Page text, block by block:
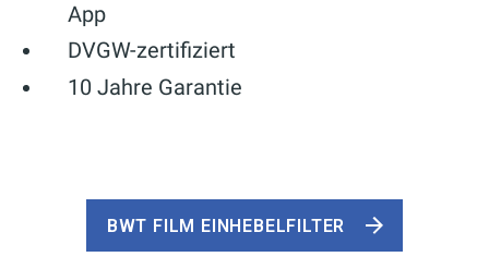
App
DVGW-zertifiziert
10 Jahre Garantie
BWT FILM EINHEBELFILTER